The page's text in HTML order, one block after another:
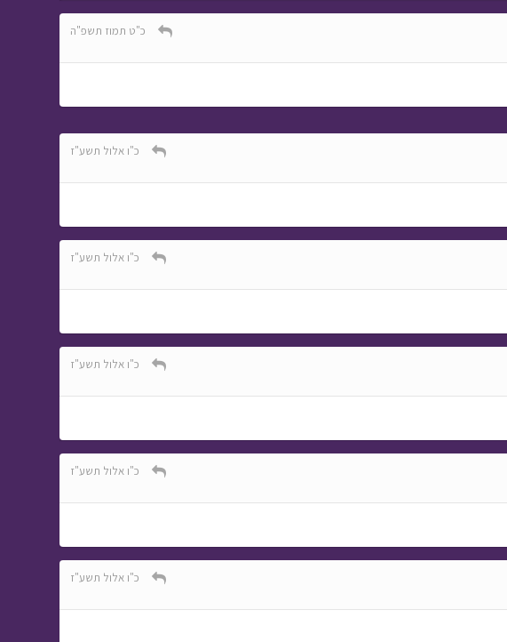
מתוך מסע כומתה
כ"ט תמוז תשפ"ה
כ"ו אלול תשע"ז
כ"ו אלול תשע"ז
כ"ו אלול תשע"ז
כ"ו אלול תשע"ז
כ"ו אלול תשע"ז